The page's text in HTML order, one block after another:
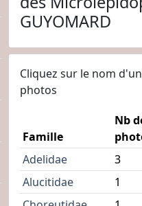
GUYOMARD
Cliquez sur le nom
photos
Famille
Nb
Adelidae
3
Alucitidae
1